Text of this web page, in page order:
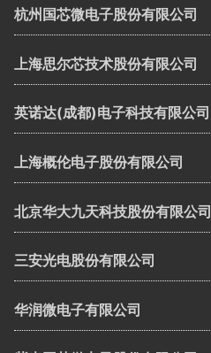
杭州国芯微电子股份有限公司
上海思尔芯技术股份有限公司
英诺达(成都)电子科技有限公司
上海概伦电子股份有限公司
北京华大九天科技股份有限公司
三安光电股份有限公司
华润微电子有限公司